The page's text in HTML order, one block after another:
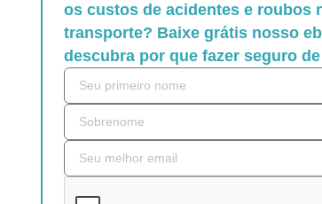
os custos de acidentes e roubos
transporte? Baixe grátis nosso
descubra por que fazer seguro